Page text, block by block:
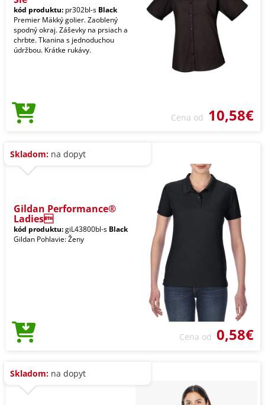
kód produktu: pr302bl-s Black
Premier Mäkký golier. Zaoblený
spodný okraj. Záševky na prsiach a
chrbte. Tkanina s jednoduchou
údržbou. Krátke rukávy.
Cena od 10,58€
Skladom: na dopyt
Gildan Performance®
Ladies
kód produktu:giL43800bl-s Black
Gildan Pohlavie: Ženy
Cena od 0,58€
Skladom: na dopyt